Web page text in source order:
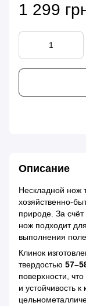
1 299
Описание
Нескладной нож
хозяйственно-
природе. За
нож подходит
выполнения
Клинок
твердостью
поверхности,
и устойчивость